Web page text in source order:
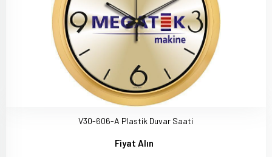
V30-606-A Plastik Duvar Saati
Fiyat Alın